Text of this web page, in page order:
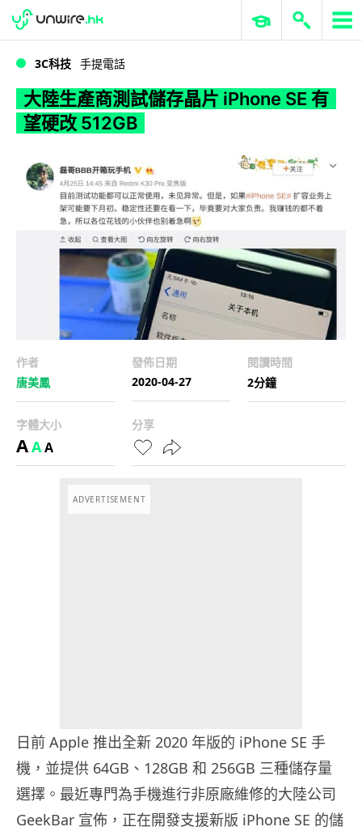
WWDC 2026 ERP 與商業 AI
3C科技 手提電話
大陸生產商測試儲存晶片 iPhone SE 有
望硬改 512GB
作者
唐美鳳
發佈日期
2020-04-27
閱讀時間
2分鐘
字體大小
AAA
分享
ADVERTISEMENT
日前 Apple 推出全新 2020 年版的 iPhone SE 手
機，並提供 64GB、128GB 和 256GB 三種儲存量
選擇。最近專門為手機進行非原廠維修的大陸公司
GeekBar 宣佈，正在開發支援新版 iPhone SE 的儲